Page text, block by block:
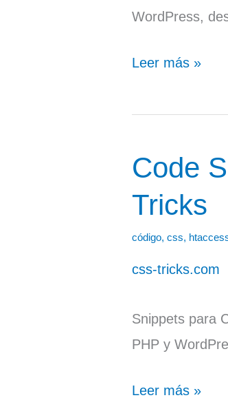
WordPress,
Leer más »
Code
Tricks
código, css,
css-tricks.com
Snippets para
PHP y
Code
CSS-
Tricks
Leer más »